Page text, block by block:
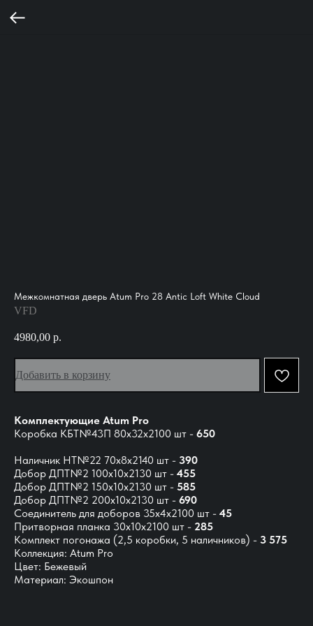
Межкомнатная дверь Atum Pro 28 Antic Loft White Cloud
VFD
4980,00 р.
Добавить в корзину
Комплектующие Atum Pro
Коробка КБТ№43П 80х32х2100 шт - 650
Наличник НТ№22 70х8х2140 шт - 390
Добор ДПТ№2 100х10х2130 шт - 455
Добор ДПТ№2 150х10х2130 шт - 585
Добор ДПТ№2 200х10х2130 шт - 690
Соединитель для доборов 35х4х2100 шт - 45
Притворная планка 30х10х2100 шт - 285
Комплект погонажа (2,5 коробки, 5 наличников) - 3 575
Коллекция: Atum Pro
Цвет: Бежевый
Материал: Экошпон